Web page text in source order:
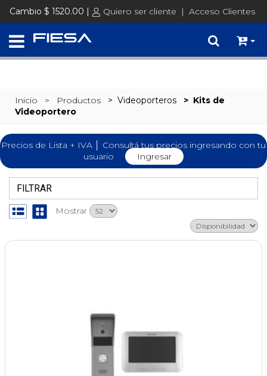
SET @busqueda = replace(@busqueda, 'Ã©','é')
Cambio $ 1520.00 | Quiero ser cliente | Acceso Clientes
Inicio > Productos > Videoporteros > Kits de
Videoportero
Precios de Lista + IVA │ Consultá tus precios ingresando con tu
usuario
Ingresar
FILTRAR
Mostrar